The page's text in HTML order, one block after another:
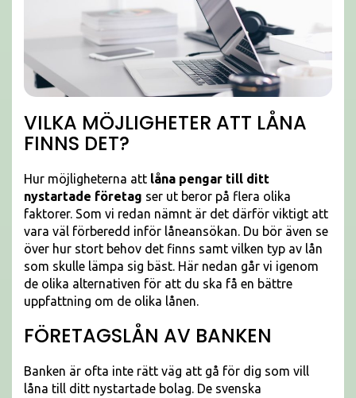
VILKA MÖJLIGHETER ATT LÅNA
FINNS DET?
Hur möjligheterna att låna pengar till ditt
nystartade företag ser ut beror på flera olika
faktorer. Som vi redan nämnt är det därför viktigt att
vara väl förberedd inför låneansökan. Du bör även se
över hur stort behov det finns samt vilken typ av lån
som skulle lämpa sig bäst. Här nedan går vi igenom
de olika alternativen för att du ska få en bättre
uppfattning om de olika lånen.
FÖRETAGSLÅN AV BANKEN
Banken är ofta inte rätt väg att gå för dig som vill
låna till ditt nystartade bolag. De svenska